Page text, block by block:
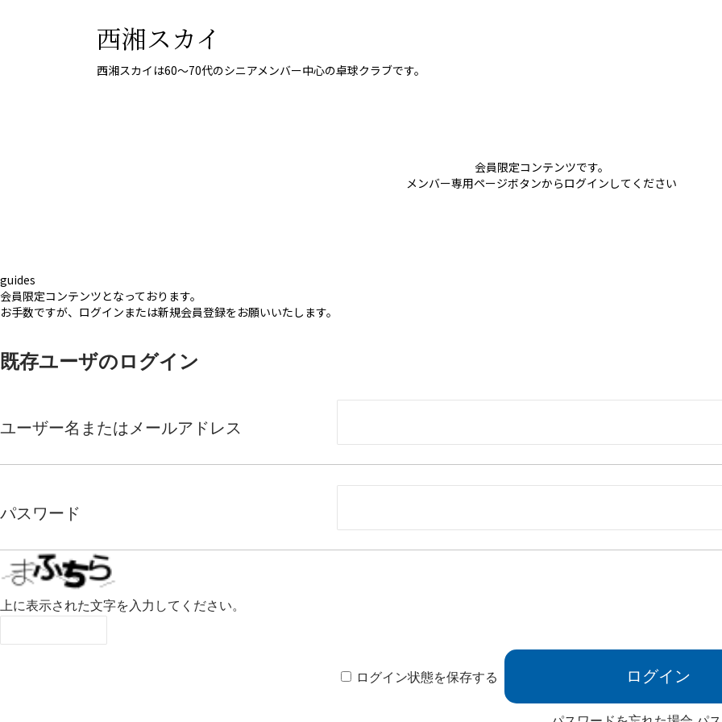
西湘スカイ
西湘スカイは60〜70代のシニアメンバー中心の卓球クラブです。
会員限定コンテンツです。
メンバー専用ページボタンからログインしてください
guides
会員限定コンテンツとなっております。
お手数ですが、ログインまたは新規会員登録をお願いいたします。
既存ユーザのログイン
ユーザー名またはメールアドレス
パスワード
上に表示された文字を入力してください。
ログイン状態を保存する